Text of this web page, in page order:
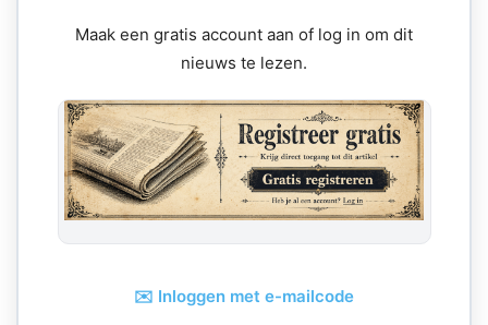
Maak een gratis account aan of log in om dit
nieuws te lezen.
✉️ Inloggen met e-mailcode